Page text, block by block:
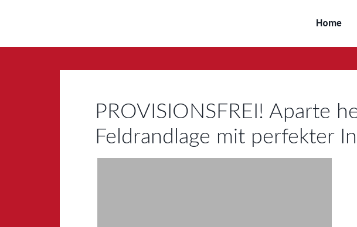
Home
PROVISIONSFREI! Aparte
Feldrandlage mit perfekter